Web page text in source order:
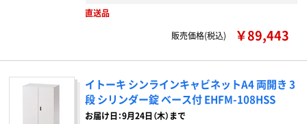
直送品
販売価格(税込)
￥89,443
イトーキ シンラインキャビネットA4 両開き 3
段 シリンダー錠 ベース付 EHFM-108HSS
お届け日：9月24日（木）まで